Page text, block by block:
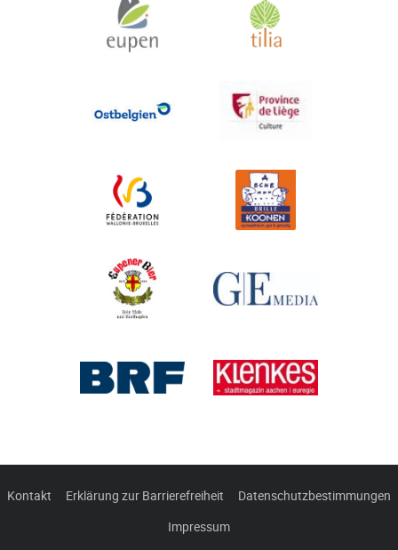
Kontakt Erklärung zur Barrierefreiheit
Datenschutzbestimmungen
Impressum